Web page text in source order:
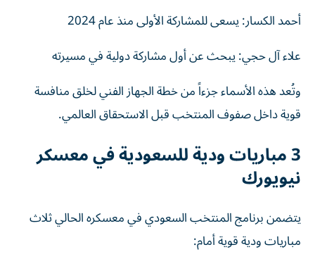
أحمد الكسار: يسعى للمشاركة الأولى منذ عام 2024
علاء آل حجي: يبحث عن أول مشاركة دولية في مسيرته
وتُعد هذه الأسماء جزءاً من خطة الجهاز الفني لخلق منافسة
قوية داخل صفوف المنتخب قبل الاستحقاق العالمي.
3 مباريات ودية للسعودية في معسكر
نيويورك
يتضمن برنامج المنتخب السعودي في معسكره الحالي ثلاث
مباريات ودية قوية أمام: